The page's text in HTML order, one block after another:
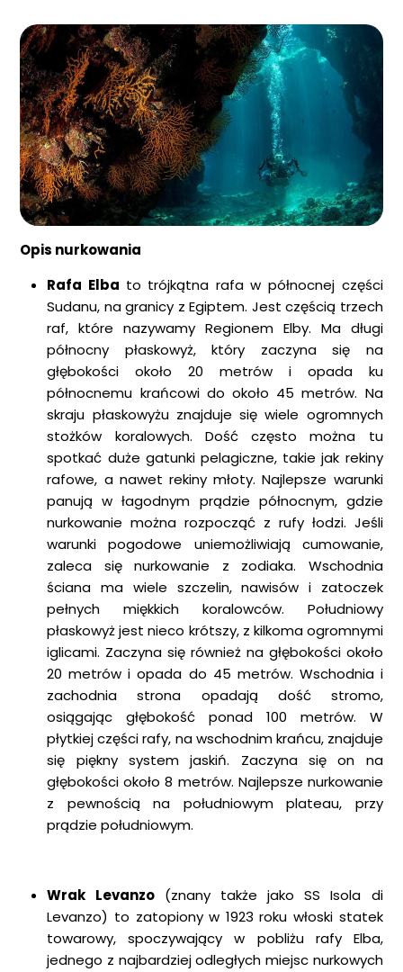
Opis nurkowania
Rafa Elba to trójkątna rafa w północnej części
Sudanu, na granicy z Egiptem. Jest częścią trzech
raf, które nazywamy Regionem Elby. Ma długi
północny płaskowyż, który zaczyna się na
głębokości około 20 metrów i opada ku
północnemu krańcowi do około 45 metrów. Na
skraju płaskowyżu znajduje się wiele ogromnych
stożków koralowych. Dość często można tu
spotkać duże gatunki pelagiczne, takie jak rekiny
rafowe, a nawet rekiny młoty. Najlepsze warunki
panują w łagodnym prądzie północnym, gdzie
nurkowanie można rozpocząć z rufy łodzi. Jeśli
warunki pogodowe uniemożliwiają cumowanie,
zaleca się nurkowanie z zodiaka. Wschodnia
ściana ma wiele szczelin, nawisów i zatoczek
pełnych miękkich koralowców. Południowy
płaskowyż jest nieco krótszy, z kilkoma ogromnymi
iglicami. Zaczyna się również na głębokości około
20 metrów i opada do 45 metrów. Wschodnia i
zachodnia strona opadają dość stromo,
osiągając głębokość ponad 100 metrów. W
płytkiej części rafy, na wschodnim krańcu, znajduje
się piękny system jaskiń. Zaczyna się on na
głębokości około 8 metrów. Najlepsze nurkowanie
z pewnością na południowym plateau, przy
prądzie południowym.
Wrak Levanzo(znany także jakoSS Isola di
Levanzo) to zatopiony w 1923 roku włoski statek
towarowy, spoczywający w pobliżu rafy Elba,
jednego z najbardziej odległych miejsc nurkowych